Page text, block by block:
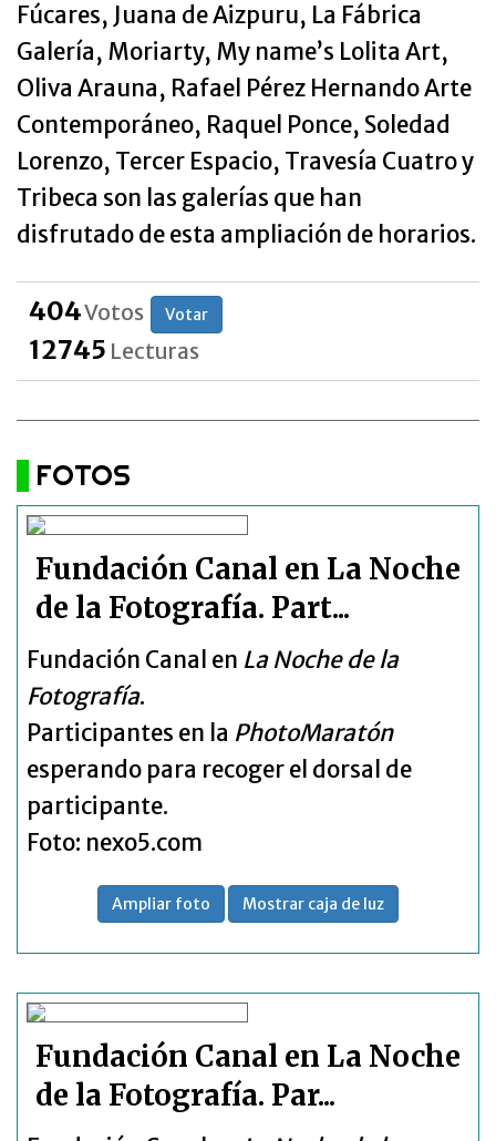
Fúcares, Juana de Aizpuru, La Fábrica
Galería, Moriarty, My name’s Lolita Art,
Oliva Arauna, Rafael Pérez Hernando Arte
Contemporáneo, Raquel Ponce, Soledad
Lorenzo, Tercer Espacio, Travesía Cuatro y
Tribeca son las galerías que han
disfrutado de esta ampliación de horarios.
404Votos Votar
12745 Lecturas
FOTOS
Fundación Canal en La Noche
de la Fotografía. Part...
Fundación Canal en La Noche de la
Fotografía.
Participantes en la PhotoMaratón
esperando para recoger el dorsal de
participante.
Foto: nexo5.com
Ampliar foto Mostrar caja de luz
Fundación Canal en La Noche
de la Fotografía. Par...